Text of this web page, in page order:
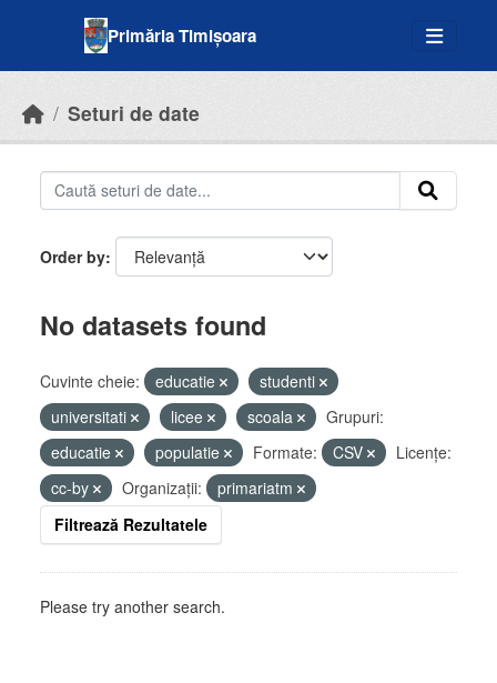
Primăria Timișoara
Seturi de date
Order by
No datasets found
Cuvinte cheie: educatie
studenti
universitati
licee scoala
Grupuri:
educatie
populatie Formate: CSV
Licenţe:
cc-by
Organizații:
primariatm
Filtrează Rezultatele
Please try another search.